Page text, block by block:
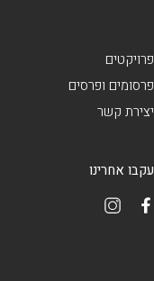
פרויקטים
פרסומים ופרסים
יצירת קשר
עקבו אחרינו